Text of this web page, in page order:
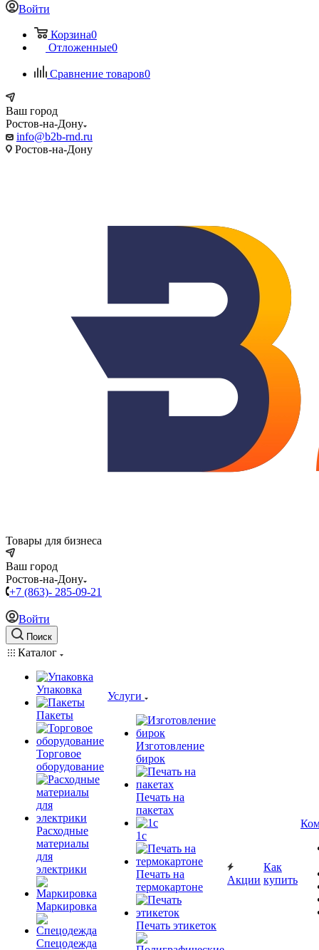
Войти
Корзина0
Отложенные0
Сравнение товаров0
Ваш город
Ростов-на-Дону
info@b2b-rnd.ru
Ростов-на-Дону
Товары для бизнеса
Ваш город
Ростов-на-Дону
+7 (863)- 285-09-21
Войти
Поиск
Каталог
Упаковка
Пакеты
Торговое
оборудование
Расходные
материалы
для
электрики
Маркировка
Спецодежда
Услуги
Изготовление
бирок
Печать на
пакетах
1c
Печать на
термокартоне
Печать этикеток
Акции
Как
купить